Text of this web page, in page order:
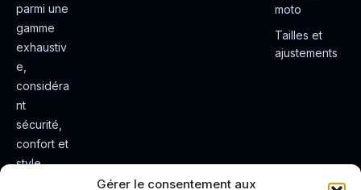
Gérer le consentement aux
parmi une
gamme
exhaustiv
e,
considéra
nt
sécurité,
confort et
style.
moto
Tailles et
ajustements